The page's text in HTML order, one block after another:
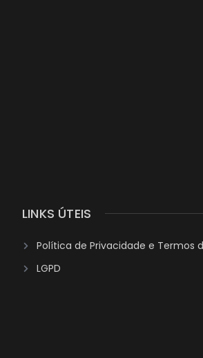
LINKS ÚTEIS
Política de Privacidade e Termos
LGPD